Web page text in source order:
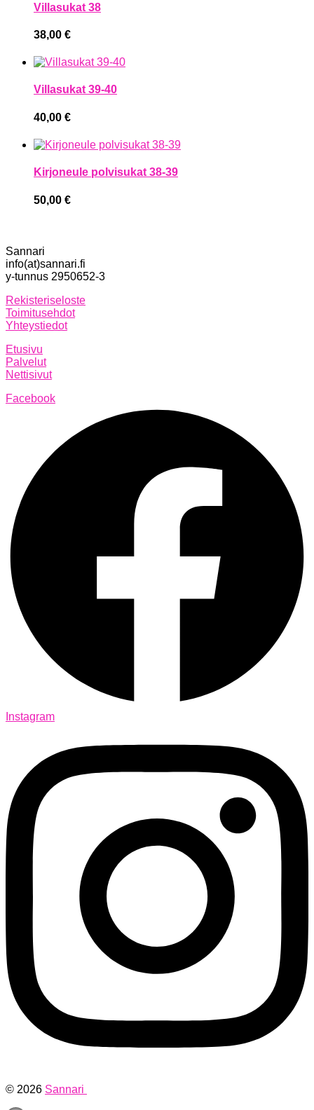
Villasukat 38
38,00 €
Villasukat 39-40
40,00 €
Kirjoneule polvisukat 38-39
50,00 €
Sannari
info(at)sannari.fi
y-tunnus 2950652-3
Rekisteriseloste
Toimitusehdot
Yhteystiedot
Etusivu
Palvelut
Nettisivut
Facebook
Instagram
© 2026 Sannari